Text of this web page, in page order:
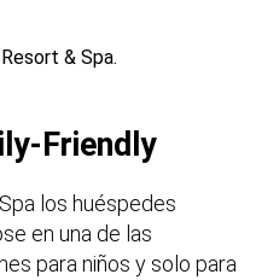
& Spa.
Friendly
los huéspedes
en una de las
para niños y solo para